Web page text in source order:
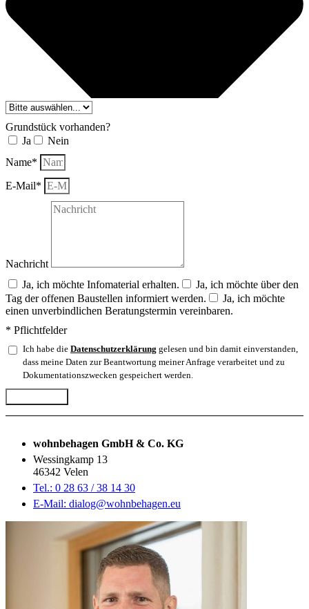
Grundstück vorhanden?
Ja
Nein
Name*
E-Mail*
Nachricht
Ja, ich möchte Infomaterial erhalten.
Ja, ich möchte über den
Tag der offenen Baustellen informiert werden.
Ja, ich möchte
einen unverbindlichen Beratungstermin vereinbaren.
* Pflichtfelder
Ich habe die Datenschutzerklärung gelesen und bin damit einverstanden,
dass meine Daten zur Beantwortung meiner Anfrage verarbeitet und zu
Dokumentationszwecken gespeichert werden.
wohnbehagen GmbH & Co. KG
Wessingkamp 13
46342 Velen
Tel.: 0 28 63 / 38 14 30
E-Mail: dialog@wohnbehagen.eu